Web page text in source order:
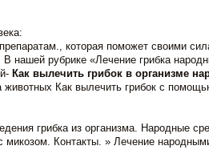
которая поможет своими
нашей рубрике «Лечение грибка
Как вылечить грибок в организме
Как вылечить грибок с
грибка из организма. Народные
Контакты. » Лечение